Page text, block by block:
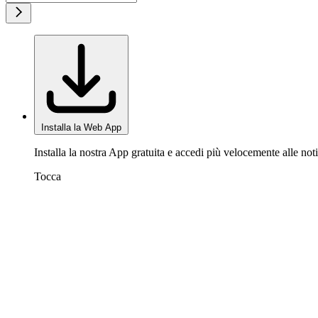
Installa la Web App
Installa la nostra App gratuita e accedi più velocemente alle
Tocca